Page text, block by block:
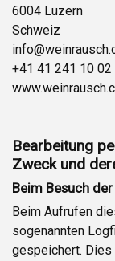
6004 Luzern
Schweiz
+41 41 241 10 02
Bearbeitung
Zweck und
Beim Besuch
Beim Aufrufen
sogenannten
gespeichert.